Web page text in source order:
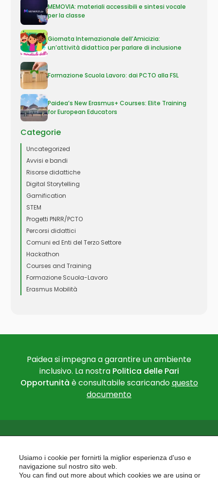
MEMOVIA: materiali accessibili e sintesi vocale
per la classe
Giornata Internazionale dell’Amicizia:
un’attività didattica per parlare di inclusione
Formazione Scuola Lavoro: dai PCTO alla FSL
Paidea’s New Erasmus+ Courses: Elite Training
for European Educators
Categorie
Uncategorized
Avvisi e bandi
Risorse didattiche
Digital Storytelling
Gamification
STEM
Progetti PNRR/PCTO
Percorsi didattici
Comuni ed Enti del Terzo Settore
Hackathon
Courses and Training
Formazione Scuola-Lavoro
Erasmus Mobilità
Paidea si impegna a garantire un ambiente
inclusivo. La nostra Politica delle Pari
Opportunità è consultabile scaricandoquesto
documento
Usiamo i cookie per fornirti la miglior esperienza d'uso e
navigazione sul nostro sito web.
You can find out more about which cookies we are using or